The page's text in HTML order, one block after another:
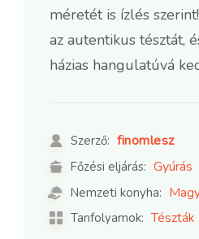
méretét is ízlés
az autentikus tésztát,
házias hangulatúvá
Szerző: finomlesz
Főzési eljárás: Gyúrás
Nemzeti konyha:
Tanfolyamok: Tészták